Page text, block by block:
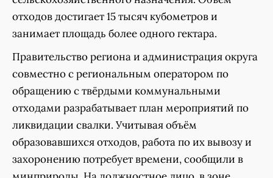
отходов достигает 15 тысяч кубометров и
занимает площадь более одного гектара.
Правительство региона и администрация округа
совместно с региональным оператором по
обращению с твёрдыми коммунальными
отходами разрабатывает план мероприятий по
ликвидации свалки. Учитывая объём
образовавшихся отходов, работа по их вывозу и
захоронению потребует времени, сообщили в